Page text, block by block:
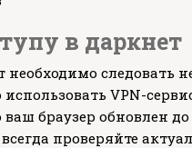
в даркнет
необходимо следовать
VPN-
браузер обновлен
проверяйте